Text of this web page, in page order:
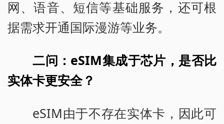
网、语音、短信等基础服务，还可根
据需求开通国际漫游等业务。
二问：eSIM集成于芯片，是否比
实体卡更安全？
eSIM由于不存在实体卡，因此可